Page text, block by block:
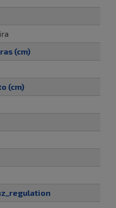
(cm)
(cm)